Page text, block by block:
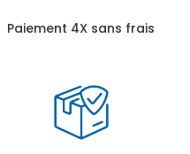
Paiement 4X sans frais